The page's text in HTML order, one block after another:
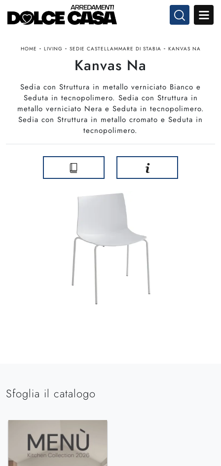
HOME - LIVING - SEDIE CASTELLAMMARE DI STABIA - KANVAS NA
Kanvas Na
Sedia con Struttura in metallo verniciato Bianco e
Seduta in tecnopolimero. Sedia con Struttura in
metallo verniciato Nera e Seduta in tecnopolimero.
Sedia con Struttura in metallo cromato e Seduta in
tecnopolimero.
Sfoglia il catalogo